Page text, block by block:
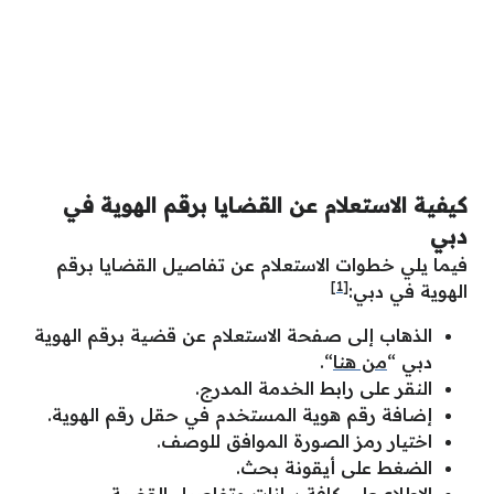
كيفية الاستعلام عن القضايا برقم الهوية في
دبي
فيما يلي خطوات الاستعلام عن تفاصيل القضايا برقم
الهوية في دبي:[1]
الذهاب إلى صفحة الاستعلام عن قضية برقم الهوية
دبي “من هنا“.
النقر على رابط الخدمة المدرج.
إضافة رقم هوية المستخدم في حقل رقم الهوية.
اختيار رمز الصورة الموافق للوصف.
الضغط على أيقونة بحث.